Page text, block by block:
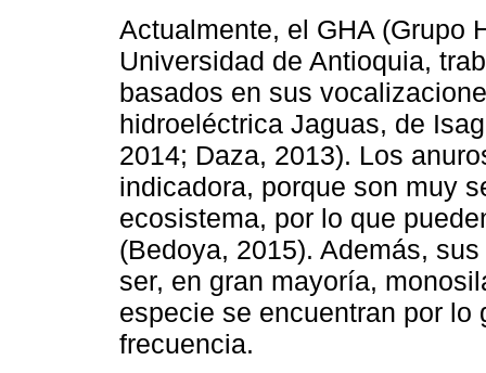
Actualmente, el GHA (Grupo
Universidad de Antioquia,
basados en sus
hidroeléctrica Jaguas, de
2014; Daza, 2013). Los
indicadora, porque son muy
ecosistema, por lo que
(Bedoya, 2015). Además,
ser, en gran mayoría,
especie se encuentran por lo
frecuencia.